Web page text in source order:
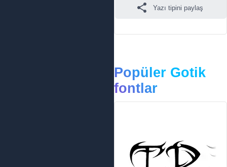
Yazı tipini paylaş
Popüler Gotik
fontlar